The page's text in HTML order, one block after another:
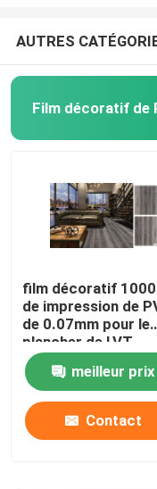
AUTRES
Film décoratif de
film décoratif
de impression de
de 0.07mm pour le
plancher de LVT
meilleur prix
Contact